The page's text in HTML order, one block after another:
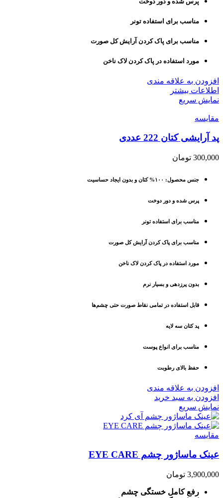
مناسب برای استفاده تونر
مناسب برای پاک کردن آرایش کل صورت
مورد استفاده در پاک کردن لاک ناخن
افزودن به علاقه مندی
اطلاعات بیشتر
نمایش سریع
مقايسه
پد آرایشی کتان 222 عددی
300,000 تومان
جنس محصول: ۱۰۰% کتان و بدون ایجاد حساسیت
پرس شده و دور دوخت
مناسب برای استفاده تونر
مناسب برای پاک کردن آرایش کل صورت
مورد استفاده در پاک کردن لاک ناخن
بدون پرزدهی و بسیار نرم
قابل استفاده در تمامی نقاط صورت حتی چشم‌ها
پد کتان سه لایه
مناسب برای انواع پوست
حفظ بالای رطوبت
افزودن به علاقه مندی
افزودن به سبد خرید
نمایش سریع
مقايسه
عینک ماساژور چشم EYE CARE
3,900,000 تومان
رفع کامل خستگی چشم